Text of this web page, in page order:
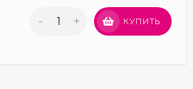
- + КУПИТЬ